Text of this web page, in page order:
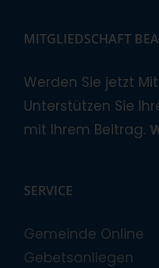
MITGLIEDSCHAFT
Werden Sie jetzt
Unterstützen Sie
mit Ihrem Beitrag.
SERVICE
Gemeinde Online
Gebetsanliegen